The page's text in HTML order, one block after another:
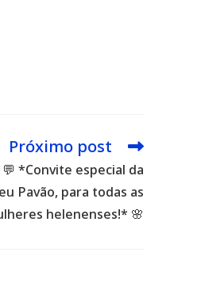
Próximo post
💬 *Convite especial da
Pavão, para todas as
helenenses!* 🌸